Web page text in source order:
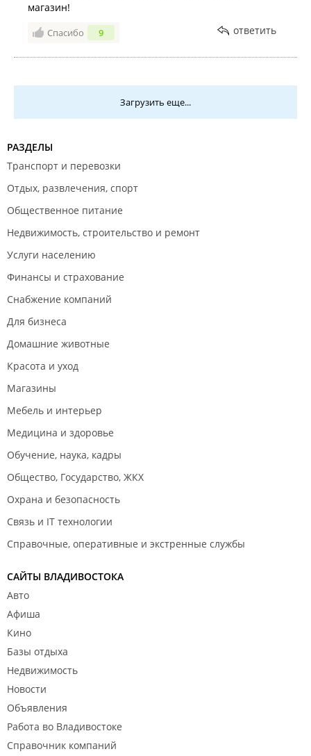
магазин!
Спасибо 9 ответить
Загрузить еще...
РАЗДЕЛЫ
Транспорт и перевозки
Отдых, развлечения, спорт
Общественное питание
Недвижимость, строительство и ремонт
Услуги населению
Финансы и страхование
Снабжение компаний
Для бизнеса
Домашние животные
Красота и уход
Магазины
Мебель и интерьер
Медицина и здоровье
Обучение, наука, кадры
Общество, Государство, ЖКХ
Охрана и безопасность
Связь и IT технологии
Справочные, оперативные и экстренные службы
САЙТЫ ВЛАДИВОСТОКА
Авто
Афиша
Кино
Базы отдыха
Недвижимость
Новости
Объявления
Работа во Владивостоке
Справочник компаний